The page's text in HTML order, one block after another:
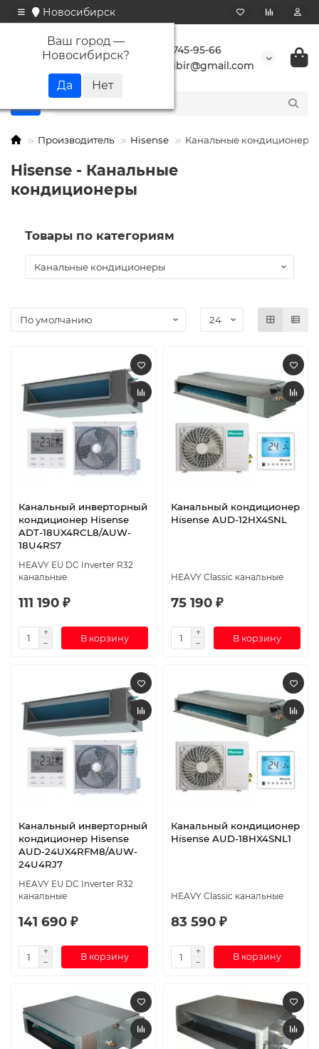
Новосибирск
Ваш город —
Новосибирск?
+7 923 745-95-66
buransibir@gmail.com
Производитель Hisense Канальные кондиционеры
Hisense - Канальные
кондиционеры
Товары по категориям
Канальный инверторный
кондиционер Hisense
ADT-18UX4RCL8/AUW-
18U4RS7
HEAVY EU DC Inverter R32
канальные
111 190 ₽
В корзину
Канальный кондиционер
Hisense AUD-12HX4SNL
HEAVY Classic канальные
75 190 ₽
В корзину
Канальный инверторный
кондиционер Hisense
AUD-24UX4RFM8/AUW-
24U4RJ7
HEAVY EU DC Inverter R32
канальные
141 690 ₽
В корзину
Канальный кондиционер
Hisense AUD-18HX4SNL1
HEAVY Classic канальные
83 590 ₽
В корзину